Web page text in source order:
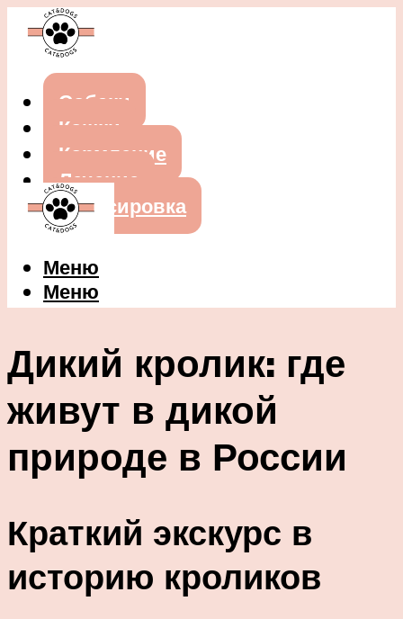
Собаки
Кошки
Кормление
Лечение
Дрессировка
Меню
Меню
Дикий кролик: где
живут в дикой
природе в России
Краткий экскурс в
историю кроликов